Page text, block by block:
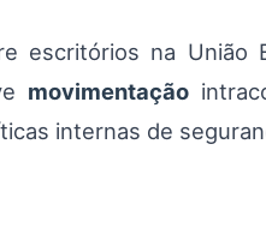
escritórios na União
movimentação
internas de